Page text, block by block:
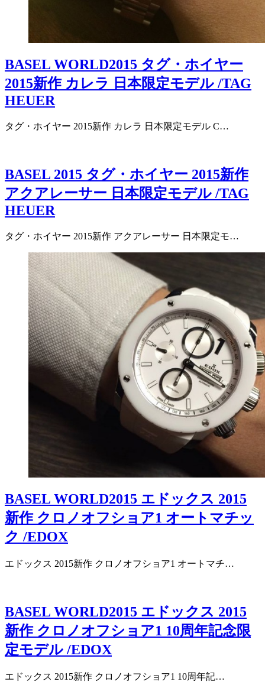
BASEL WORLD2015 タグ・ホイヤー
2015新作 カレラ 日本限定モデル /TAG
HEUER
タグ・ホイヤー 2015新作 カレラ 日本限定モデル C…
BASEL 2015 タグ・ホイヤー 2015新作
アクアレーサー 日本限定モデル /TAG
HEUER
タグ・ホイヤー 2015新作 アクアレーサー 日本限定モ…
BASEL WORLD2015 エドックス 2015
新作 クロノオフショア1 オートマチッ
ク /EDOX
エドックス 2015新作 クロノオフショア1 オートマチ…
BASEL WORLD2015 エドックス 2015
新作 クロノオフショア1 10周年記念限
定モデル /EDOX
エドックス 2015新作 クロノオフショア1 10周年記…